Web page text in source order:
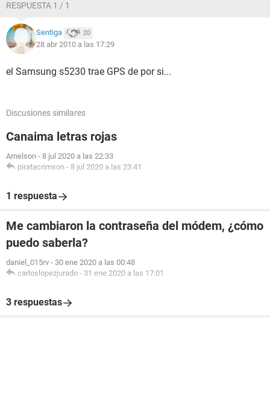
RESPUESTA 1 / 1
Sentiga 20
28 abr 2010 a las 17:29
el Samsung s5230 trae GPS de por si...
Discusiones similares
Canaima letras rojas
Arnelson - 8 jul 2020 a las 22:33
piratacrimson - 8 jul 2020 a las 23:41
1 respuesta
Me cambiaron la contraseña del módem, ¿cómo
puedo saberla?
daniel_015rv - 30 ene 2020 a las 00:48
carloslopezjurado - 31 ene 2020 a las 17:01
3 respuestas